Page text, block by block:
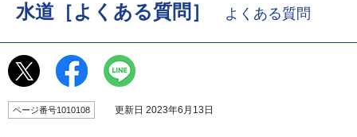
水道［よくある質問］ よくある質問
ページ番号1010108 更新日 2023年6月13日